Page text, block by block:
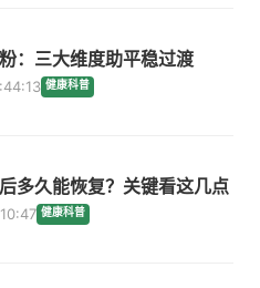
：三大维度助平稳过渡
健康科普
多久能恢复？关键看这几点
健康科普